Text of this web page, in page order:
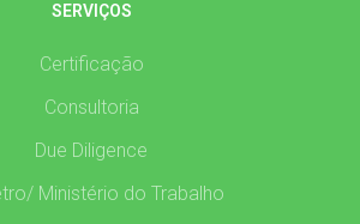
SERVIÇOS
Certificação
Consultoria
Due Diligence
Ministério do Trabalho